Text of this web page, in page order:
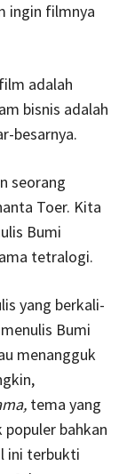
ingin filmnya
adalah
bisnis adalah
besarnya.
seorang
Toer. Kita
Bumi
tetralogi.
yang berkali-
Bumi
menangguk
tema yang
bahkan
ini terbukti